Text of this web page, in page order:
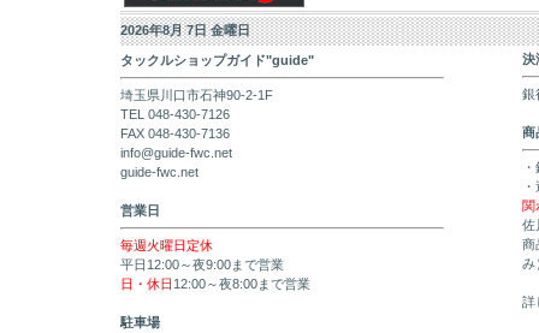
2026年8月 7日 金曜日
タックルショップガイド"guide"
埼玉県川口市石神90-2-1F
TEL 048-430-7126
FAX 048-430-7136
info@guide-fwc.net
guide-fwc.net
営業日
毎週火曜日定休
平日12:00～夜9:00まで営業
日・休日 12:00～夜8:00まで営業
駐車場
決
銀
商
関
佐
商
み
詳